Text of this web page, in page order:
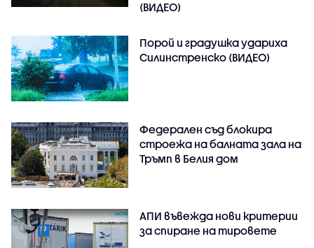
(ВИДЕО)
Порой и градушка удариха
Силинстренско (ВИДЕО)
Федерален съд блокира
строежа на балната зала на
Тръмп в Белия дом
АПИ въвежда нови критерии
за спиране на тировете